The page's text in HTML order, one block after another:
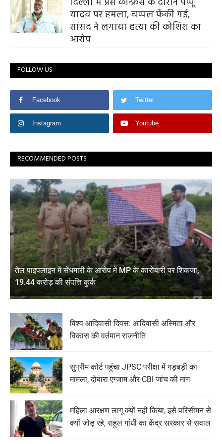
यादव पर हमला, चप्पल फेंकी गई,
सांसद ने लगाया हत्या की कोशिश का
आरोप
FOLLOW US
Facebook Twitter
Instagram Youtube
RECOMMENDED POSTS
तेल पाइपलाइन में सेंधमारी के आरोप में MP के कारोबारी पर शिकंजा,
19.44 करोड़ की संपत्ति कुर्क
विश्व आदिवासी दिवस: आदिवासी अस्मिता और
विकास की वर्तमान राजनीति
सुप्रीम कोर्ट पहुंचा JPSC परीक्षा में गड़बड़ी का
मामला, दोबारा एग्जाम और CBI जांच की मांग
महिला आरक्षण लागू क्यों नही किया, इसे परिसीमन से
क्यों जोड़ रहे, राहुल गांधी का केंद्र सरकार से सवाल